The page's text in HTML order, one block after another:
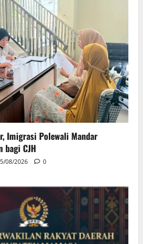
Imigrasi Polewali Mandar
bagi CJH
08/2026 0